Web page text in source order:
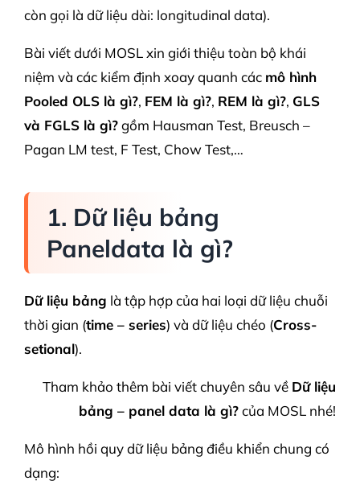
còn gọi là dữ liệu dài: longitudinal data).
Bài viết dưới MOSL xin giới thiệu toàn bộ khái
niệm và các kiểm định xoay quanh các mô hình
Pooled OLS là gì?, FEM là gì?, REM là gì?, GLS
và FGLS là gì?gồm Hausman Test, Breusch –
Pagan LM test, F Test, Chow Test,…
1. Dữ liệu bảng
Paneldata là gì?
Dữ liệu bảng là tập hợp của hai loại dữ liệu chuỗi
thời gian (time – series) và dữ liệu chéo (Cross-
setional).
Tham khảo thêm bài viết chuyên sâu về Dữ liệu
bảng – panel data là gì?của MOSL nhé!
Mô hình hồi quy dữ liệu bảng điều khiển chung có
dạng: